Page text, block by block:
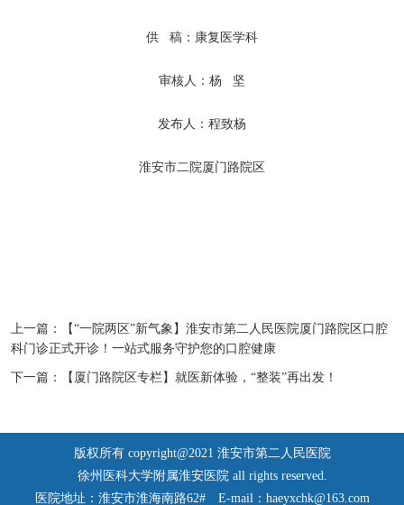
供 稿：康复医学科
审核人：杨 坚
发布人：程致杨
淮安市二院厦门路院区
上一篇：
【“一院两区”新气象】淮安市第二人民医院厦门路院区口腔
科门诊正式开诊！一站式服务守护您的口腔健康
下一篇： 【厦门路院区专栏】就医新体验，“整装”再出发！
版权所有 copyright@2021 淮安市第二人民医院
徐州医科大学附属淮安医院 all rights reserved.
医院地址：淮安市淮海南路62#
E-mail：haeyxchk@163.com